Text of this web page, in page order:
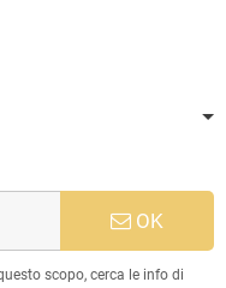
OK
scopo, cerca le info di